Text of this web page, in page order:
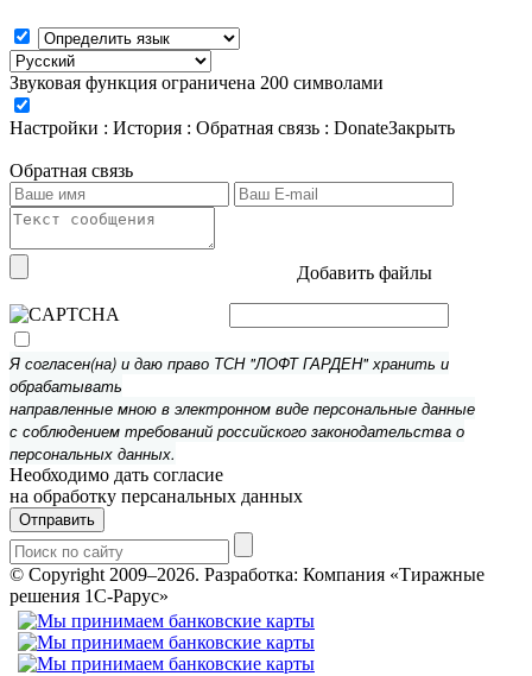
Звуковая функция ограничена 200 символами
Настройки : История : Обратная связь : DonateЗакрыть
Обратная связь
Добавить файлы
Я согласен(на) и даю право ТСН "ЛОФТ ГАРДЕН" хранить и
обрабатывать
направленные мною в электронном виде персональные данные
с соблюдением требований российского законодательства о
персональных данных.
Необходимо дать согласие
на обработку персанальных данных
Отправить
© Copyright 2009–2026. Разработка: Компания «Тиражные
решения 1С-Рарус»